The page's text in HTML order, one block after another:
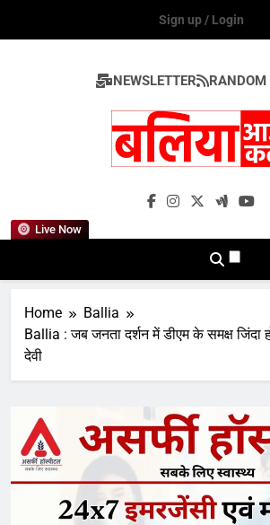
Sign up / Login
NEWSLETTER RANDOM
Live Now
Ballia Aaj
Home
Ballia
Ballia : जब जनता दर्शन में डीएम के समक्ष जिंदा
देवी